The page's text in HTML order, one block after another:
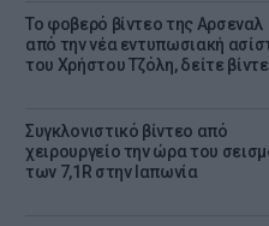
Το φοβερό βίντεο της Αρσεναλ
από την νέα εντυπωσιακή
του Χρήστου Τζόλη, δείτε
Συγκλονιστικό βίντεο από
χειρουργείο την ώρα του
των 7,1R στην Ιαπωνία